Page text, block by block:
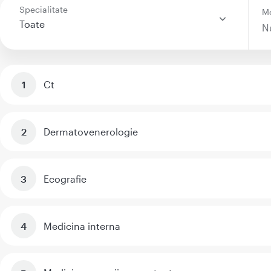
Specialitate
Toate
Ct
Dermatovenerologie
Ecografie
Medicina interna